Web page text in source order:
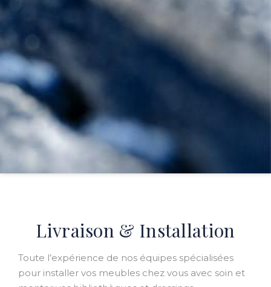
Livraison & Installation
Toute l’expérience de nos équipes spécialisées
pour installer vos meubles chez vous avec soin et